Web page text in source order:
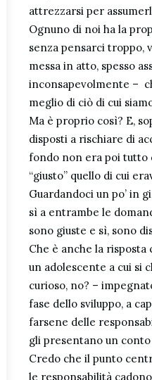
attrezzarsi per
Ognuno di noi ha la
senza pensarci troppo,
messa in atto, spesso
inconsapevolmente –
meglio di ciò di cui
Ma è proprio così? E,
disposti a rischiare di
fondo non era poi tutto
“giusto” quello di cui
Guardandoci un po’ in
sì a entrambe le
sono giuste e sì, sono
Che è anche la
un adolescente a cui si
curioso, no? –
fase dello sviluppo, a
farsene delle
gli presentano un
Credo che il punto
le responsabilità